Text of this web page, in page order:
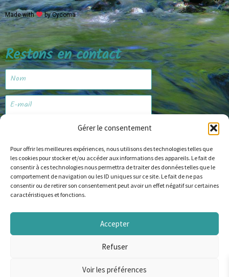
Gérer le consentement
Pour offrir les meilleures expériences, nous utilisons des technologies telles que
les cookies pour stocker et/ou accéder aux informations des appareils. Le fait de
consentir à ces technologies nous permettra de traiter des données telles que le
comportement de navigation ou les ID uniques sur ce site. Le fait de ne pas
consentir ou de retirer son consentement peut avoir un effet négatif sur certaines
caractéristiques et fonctions.
Accepter
Refuser
Voir les préférences
Made with by Cycoma
Restons en contact
Je m'abonne
Site web
© Copyright 2024 alapechealamouche.com
English(Anglais)